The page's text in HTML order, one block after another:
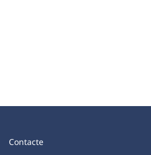
Contacte